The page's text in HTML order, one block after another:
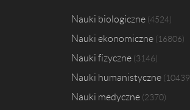
Nauki biologiczne 4524
Nauki ekonomiczne 16806
Nauki fizyczne 3146
Nauki humanistyczne 10439
Nauki medyczne 2370